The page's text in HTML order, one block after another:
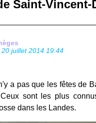
Saint-Vincent-
juillet 2014 19:44
a pas que les fêtes de
Ceux sont les plus
dans les Landes.